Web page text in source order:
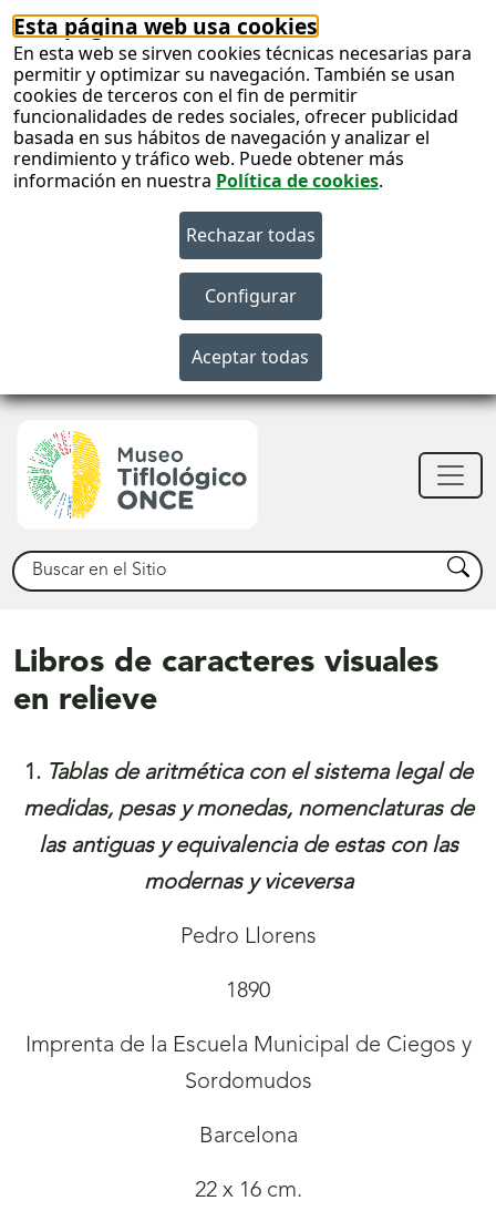
Esta página web usa cookies
En esta web se sirven cookies técnicas necesarias para
permitir y optimizar su navegación. También se usan
cookies de terceros con el fin de permitir
funcionalidades de redes sociales, ofrecer publicidad
basada en sus hábitos de navegación y analizar el
rendimiento y tráfico web. Puede obtener más
información en nuestra Política de cookies.
Buscar Buscar
Libros de caracteres visuales
en relieve
1.Tablas de aritmética con el sistema legal de
medidas, pesas y monedas, nomenclaturas de
las antiguas y equivalencia de estas con las
modernas y viceversa
Pedro Llorens
1890
Imprenta de la Escuela Municipal de Ciegos y
Sordomudos
Barcelona
22 x 16 cm.